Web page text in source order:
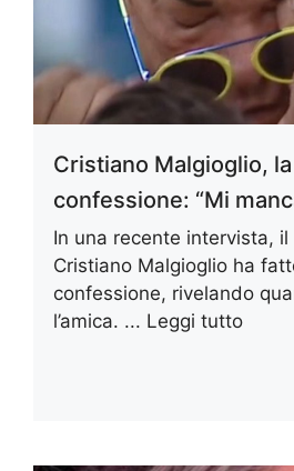
Cristiano Malgioglio,
confessione: “Mi
In una recente intervista,
Cristiano Malgioglio ha
confessione, rivelando
l’amica. ... Leggi tutto